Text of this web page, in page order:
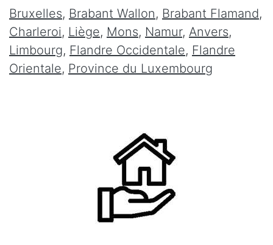
Bruxelles, Brabant Wallon, Brabant Flamand,
Charleroi, Liège, Mons, Namur, Anvers,
Limbourg, Flandre Occidentale, Flandre
Orientale, Province du Luxembourg